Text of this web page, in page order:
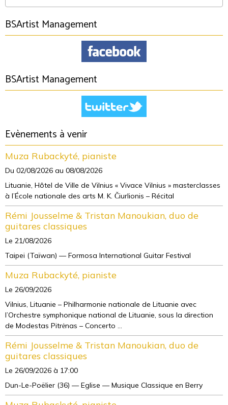
BSArtist Management
BSArtist Management
Evènements à venir
Muza Rubackyté, pianiste
Du 02/08/2026 au 08/08/2026
Lituanie, Hôtel de Ville de Vilnius « Vivace Vilnius » masterclasses
à l’École nationale des arts M. K. Čiurlionis – Récital
Rémi Jousselme & Tristan Manoukian, duo de
guitares classiques
Le 21/08/2026
Taipei (Taïwan) — Formosa International Guitar Festival
Muza Rubackyté, pianiste
Le 26/09/2026
Vilnius, Lituanie – Philharmonie nationale de Lituanie avec
l’Orchestre symphonique national de Lituanie, sous la direction
de Modestas Pitrėnas – Concerto ...
Rémi Jousselme & Tristan Manoukian, duo de
guitares classiques
Le 26/09/2026 à 17:00
Dun-Le-Poëlier (36) — Eglise — Musique Classique en Berry